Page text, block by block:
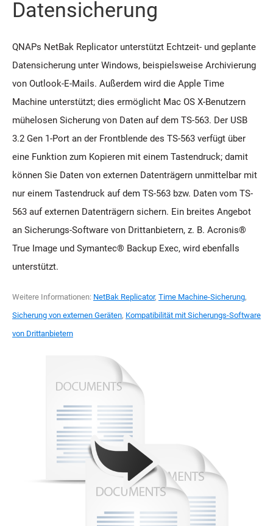
Datensicherung
QNAPs NetBak Replicator unterstützt Echtzeit- und geplante
Datensicherung unter Windows, beispielsweise Archivierung
von Outlook-E-Mails. Außerdem wird die Apple Time
Machine unterstützt; dies ermöglicht Mac OS X-Benutzern
mühelosen Sicherung von Daten auf dem TS-563. Der USB
3.2 Gen 1-Port an der Frontblende des TS-563 verfügt über
eine Funktion zum Kopieren mit einem Tastendruck; damit
können Sie Daten von externen Datenträgern unmittelbar mit
nur einem Tastendruck auf dem TS-563 bzw. Daten vom TS-
563 auf externen Datenträgern sichern. Ein breites Angebot
an Sicherungs-Software von Drittanbietern, z. B. Acronis®
True Image und Symantec® Backup Exec, wird ebenfalls
unterstützt.
Weitere Informationen: NetBak Replicator, Time Machine-Sicherung,
Sicherung von externen Geräten, Kompatibilität mit Sicherungs-Software
von Drittanbietern